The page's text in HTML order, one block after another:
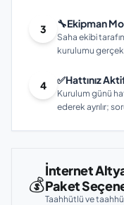
3 🔧Ekipman
Saha ekibi
kurulumu
4 ✅Hattınız
Kurulum günü
ederek ayrılır;
💰
İnternet
Paket
Taahhütlü ve